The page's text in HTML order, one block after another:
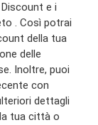
e i
. Così potrai
della tua
delle
Inoltre, puoi
con
dettagli
tua città o